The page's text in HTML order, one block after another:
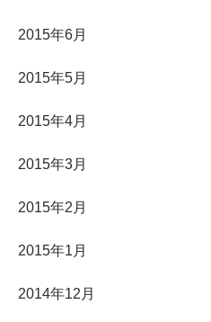
2015年6月
2015年5月
2015年4月
2015年3月
2015年2月
2015年1月
2014年12月